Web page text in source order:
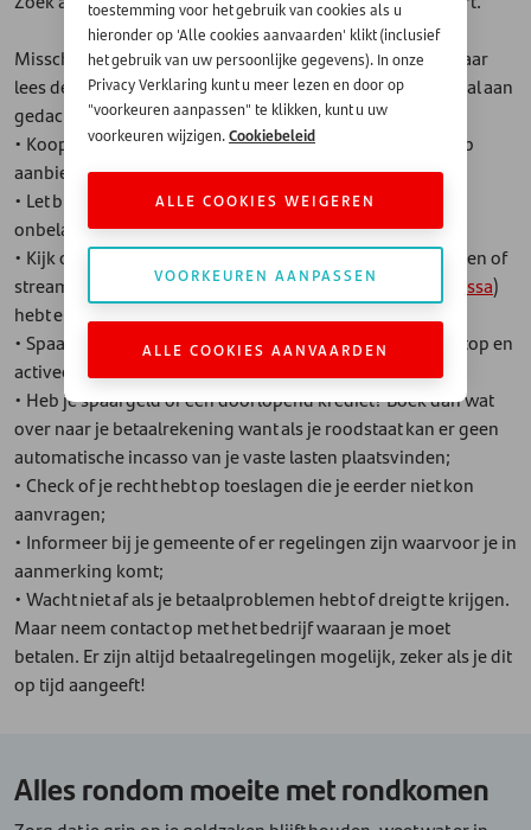
Misschien denk je dat je niet nog meer kunt besparen, maar
lees de onderstaande tips eens door om te zien of je hier al aan
gedacht hebt:
• Koop alleen de echt noodzakelijke boodschappen, let op
aanbiedingen en koop geen dure A-merken;
• Let bij aanbiedingen op het echt zo voordelig is en niet
onbelangrijk, of je ze wel nodig hebt;
• Kijk of je onnodige abonnementen (denk aan tijdschriften of
streamingsdiensten) of verzekeringen (zie de tips van Kassa)
hebt en zeg deze op;
• Spaar je maandelijks een vast bedrag? Zet dat tijdelijk stop en
activeer het weer als het kan.
• Heb je spaargeld of een doorlopend krediet? Boek dan wat
over naar je betaalrekening want als je roodstaat kan er geen
automatische incasso van je vaste lasten plaatsvinden;
• Check of je recht hebt op toeslagen die je eerder niet kon
aanvragen;
• Informeer bij je gemeente of er regelingen zijn waarvoor je in
aanmerking komt;
• Wacht niet af als je betaalproblemen hebt of dreigt te krijgen.
Maar neem contact op met het bedrijf waaraan je moet
betalen. Er zijn altijd betaalregelingen mogelijk, zeker als je dit
op tijd aangeeft!
Alles rondom moeite met rondkomen
toestemming voor het gebruik van cookies als u
hieronder op 'Alle cookies aanvaarden' klikt (inclusief
het gebruik van uw persoonlijke gegevens). In onze
Privacy Verklaring kunt u meer lezen en door op
"voorkeuren aanpassen" te klikken, kunt u uw
voorkeuren wijzigen.Cookiebeleid
ALLE COOKIES WEIGEREN
VOORKEUREN AANPASSEN
ALLE COOKIES AANVAARDEN